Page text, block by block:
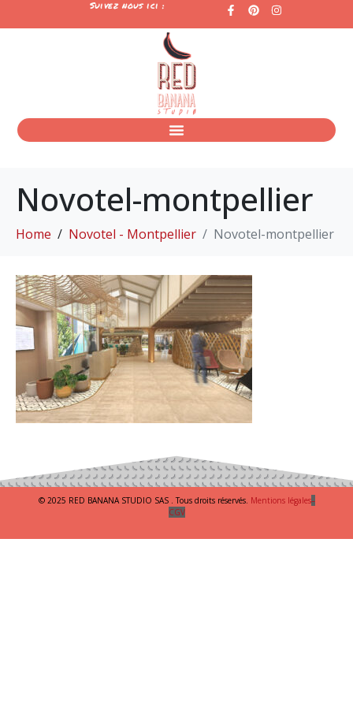
Suivez nous ici :
Novotel-montpellier
Home Novotel - Montpellier Novotel-montpellier
© 2025 RED BANANA STUDIO SAS . Tous droits réservés. Mentions légales–
CGV